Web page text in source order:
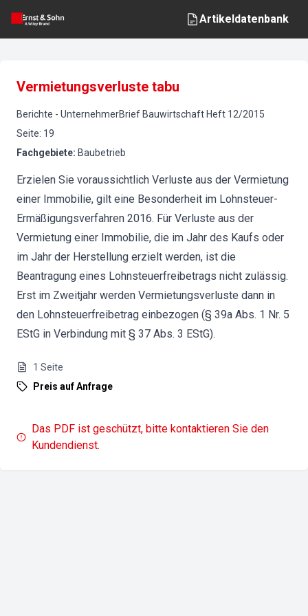
Artikeldatenbank
Vermietungsverluste tabu
Berichte - UnternehmerBrief Bauwirtschaft Heft 12/2015
Seite: 19
Fachgebiete: Baubetrieb
Erzielen Sie voraussichtlich Verluste aus der Vermietung
einer Immobilie, gilt eine Besonderheit im Lohnsteuer-
Ermäßigungsverfahren 2016. Für Verluste aus der
Vermietung einer Immobilie, die im Jahr des Kaufs oder
im Jahr der Herstellung erzielt werden, ist die
Beantragung eines Lohnsteuerfreibetrags nicht zulässig.
Erst im Zweitjahr werden Vermietungsverluste dann in
den Lohnsteuerfreibetrag einbezogen (§ 39a Abs. 1 Nr. 5
EStG in Verbindung mit § 37 Abs. 3 EStG).
1 Seite
Preis auf Anfrage
Das PDF ist geschützt, bitte kontaktieren Sie den
Kundendienst.